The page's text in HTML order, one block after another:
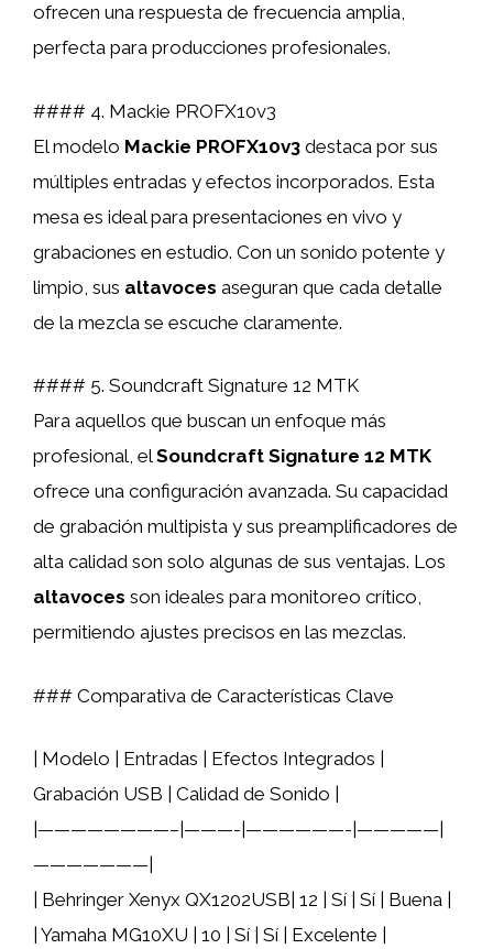
ofrecen una respuesta de frecuencia amplia,
perfecta para producciones profesionales.
#### 4. Mackie PROFX10v3
El modelo Mackie PROFX10v3 destaca por sus
múltiples entradas y efectos incorporados. Esta
mesa es ideal para presentaciones en vivo y
grabaciones en estudio. Con un sonido potente y
limpio, sus altavoces aseguran que cada detalle
de la mezcla se escuche claramente.
#### 5. Soundcraft Signature 12 MTK
Para aquellos que buscan un enfoque más
profesional, elSoundcraft Signature 12 MTK
ofrece una configuración avanzada. Su capacidad
de grabación multipista y sus preamplificadores de
alta calidad son solo algunas de sus ventajas. Los
altavoces son ideales para monitoreo crítico,
permitiendo ajustes precisos en las mezclas.
### Comparativa de Características Clave
| Modelo | Entradas | Efectos Integrados |
Grabación USB | Calidad de Sonido |
|————————–|———-|——————-|—————|
———————|
| Behringer Xenyx QX1202USB| 12 | Sí | Sí | Buena |
| Yamaha MG10XU | 10 | Sí | Sí | Excelente |